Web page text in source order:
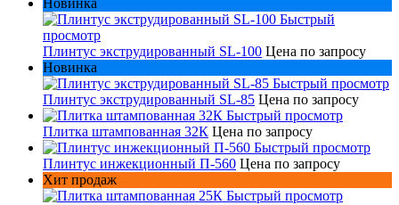
Новинка
Быстрый
просмотр
Плинтус экструдированный SL-100 Цена по запросу
Новинка
Быстрый просмотр
Плинтус экструдированный SL-85 Цена по запросу
Быстрый просмотр
Плитка штампованная 32К Цена по запросу
Быстрый просмотр
Плинтус инжекционный П-560 Цена по запросу
Хит продаж
Быстрый просмотр